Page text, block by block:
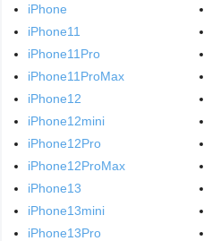
iPhone
iPhone11
iPhone11Pro
iPhone11ProMax
iPhone12
iPhone12mini
iPhone12Pro
iPhone12ProMax
iPhone13
iPhone13mini
iPhone13Pro